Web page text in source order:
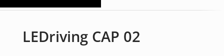
LEDriving CAP 02